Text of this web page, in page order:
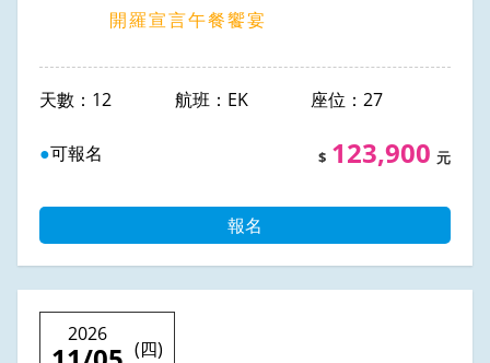
開羅宣言午餐饗宴
12 EK 27
可報名 123,900
報名
2026
(四)